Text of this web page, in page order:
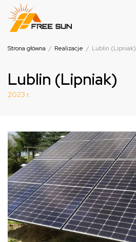
Strona główna / Realizacje / Lublin (Lipniak)
Lublin (Lipniak)
2023 r.